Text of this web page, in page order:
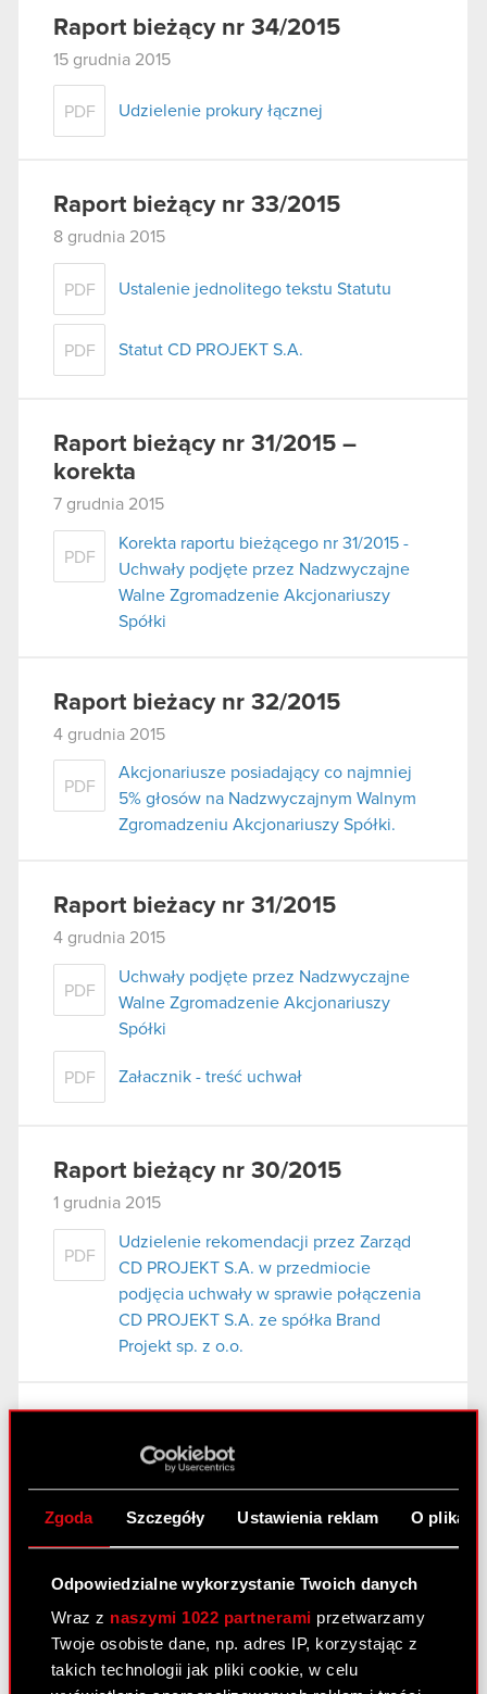
Zgoda Szczegóły Ustawienia reklam O
Odpowiedzialne wykorzystanie Twoich danych
Wraz z naszymi 1022 partnerami przetwarzamy
Twoje osobiste dane, np. adres IP, korzystając z
takich technologii jak pliki cookie, w celu
Raport bieżący nr 34/2015
15 grudnia 2015
PDF Udzielenie prokury łącznej
Raport bieżący nr 33/2015
8 grudnia 2015
PDF Ustalenie jednolitego tekstu Statutu
PDF Statut CD PROJEKT S.A.
Raport bieżący nr 31/2015 –
korekta
7 grudnia 2015
PDF
Korekta raportu bieżącego nr 31/2015 -
Uchwały podjęte przez Nadzwyczajne
Walne Zgromadzenie Akcjonariuszy
Spółki
Raport bieżacy nr 32/2015
4 grudnia 2015
PDF
Akcjonariusze posiadający co najmniej
5% głosów na Nadzwyczajnym Walnym
Zgromadzeniu Akcjonariuszy Spółki.
Raport bieżacy nr 31/2015
4 grudnia 2015
PDF
Uchwały podjęte przez Nadzwyczajne
Walne Zgromadzenie Akcjonariuszy
Spółki
PDF Załacznik - treść uchwał
Raport bieżący nr 30/2015
1 grudnia 2015
PDF
Udzielenie rekomendacji przez Zarząd
CD PROJEKT S.A. w przedmiocie
podjęcia uchwały w sprawie połączenia
CD PROJEKT S.A. ze spółka Brand
Projekt sp. z o.o.
13 listopada 2015
PDF
o zamiarze połączenia.
6 listopada 2015
PDF
Projekt zmiany uchwały